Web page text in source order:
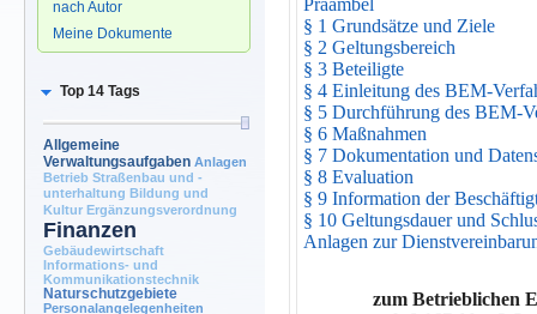
nach Autor
Meine Dokumente
Top 14 Tags
Allgemeine
Verwaltungsaufgaben Anlagen
Betrieb Straßenbau und -
unterhaltung Bildung und
Kultur Ergänzungsverordnung
Finanzen
Gebäudewirtschaft
Informations- und
Kommunikationstechnik
Naturschutzgebiete
Personalangelegenheiten
Präambel
§ 1 Grundsätze und Ziele
§ 2 Geltungsbereich
§ 3 Beteiligte
§ 4 Einleitung des BEM-
§ 5 Durchführung des BEM-
§ 6 Maßnahmen
§ 7 Dokumentation und
§ 8 Evaluation
§ 9 Information der
§ 10 Geltungsdauer und
Anlagen zur
zum Betrieblichen